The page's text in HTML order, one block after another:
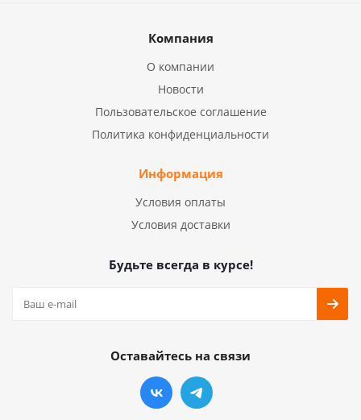
Компания
О компании
Новости
Пользовательское соглашение
Политика конфиденциальности
Информация
Условия оплаты
Условия доставки
Будьте всегда в курсе!
Оставайтесь на связи